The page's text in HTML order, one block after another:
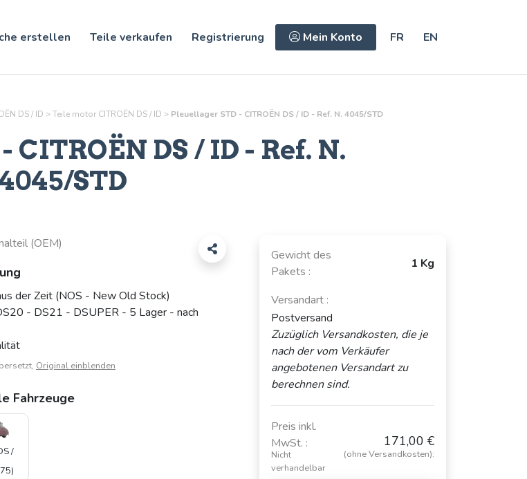
erstellen Teile verkaufen Registrierung Mein Konto FR EN
DS / ID >Teile motorCITROËN DS / ID > Pleuellager STD - CITROËN DS / ID - Ref. N. 4045/STD
- CITROËN DS / ID - Ref. N.
STD
(OEM)
der Zeit (NOS - New Old Stock)
- DS21 - DSUPER - 5 Lager - nach
Original einblenden
Fahrzeuge
/
Gewicht des
Pakets :
1 Kg
Versandart :
Postversand
Zuzüglich Versandkosten, die je
nach der vom Verkäufer
angebotenen Versandart zu
berechnen sind.
Preis inkl.
MwSt. :
Nicht
verhandelbar
171,00 €
(ohne Versandkosten):